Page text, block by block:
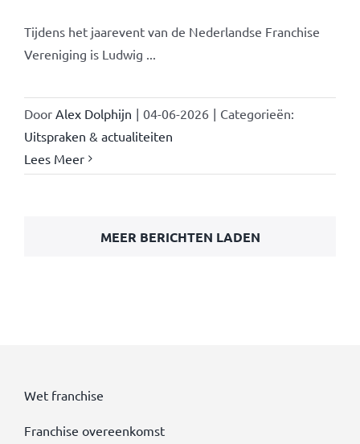
Tijdens het jaarevent van de Nederlandse Franchise
Vereniging is Ludwig ...
Door Alex Dolphijn | 04-06-2026 | Categorieën:
Uitspraken & actualiteiten
Lees Meer
MEER BERICHTEN LADEN
Wet franchise
Franchise overeenkomst